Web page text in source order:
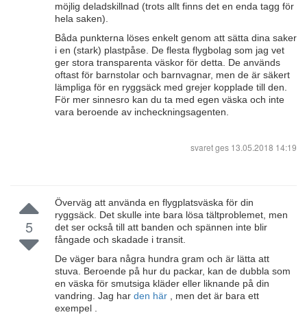
möjlig deladskillnad (trots allt finns det en enda tagg för
hela saken).
Båda punkterna löses enkelt genom att sätta dina saker
i en (stark) plastpåse. De flesta flygbolag som jag vet
ger stora transparenta väskor för detta. De används
oftast för barnstolar och barnvagnar, men de är säkert
lämpliga för en ryggsäck med grejer kopplade till den.
För mer sinnesro kan du ta med egen väska och inte
vara beroende av incheckningsagenten.
svaret ges 13.05.2018 14:19
5
Överväg att använda en flygplatsväska för din
ryggsäck. Det skulle inte bara lösa tältproblemet, men
det ser också till att banden och spännen inte blir
fångade och skadade i transit.
De väger bara några hundra gram och är lätta att
stuva. Beroende på hur du packar, kan de dubbla som
en väska för smutsiga kläder eller liknande på din
vandring. Jag har den här , men det är bara ett
exempel .